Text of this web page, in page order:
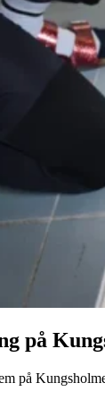
på
på